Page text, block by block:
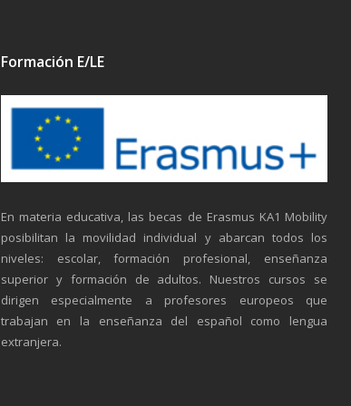
Formación E/LE
En materia educativa, las becas de Erasmus KA1 Mobility
posibilitan la movilidad individual y abarcan todos los
niveles: escolar, formación profesional, enseñanza
superior y formación de adultos. Nuestros cursos se
dirigen especialmente a profesores europeos que
trabajan en la enseñanza del español como lengua
extranjera.